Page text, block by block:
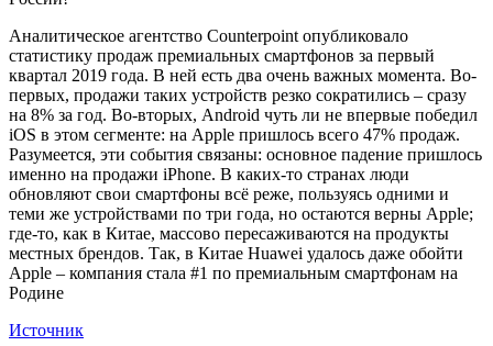
Аналитическое агентство Counterpoint опубликовало
статистику продаж премиальных смартфонов за первый
квартал 2019 года. В ней есть два очень важных момента. Во-
первых, продажи таких устройств резко сократились – сразу
на 8% за год. Во-вторых, Android чуть ли не впервые победил
iOS в этом сегменте: на Apple пришлось всего 47% продаж.
Разумеется, эти события связаны: основное падение пришлось
именно на продажи iPhone. В каких-то странах люди
обновляют свои смартфоны всё реже, пользуясь одними и
теми же устройствами по три года, но остаются верны Apple;
где-то, как в Китае, массово пересаживаются на продукты
местных брендов. Так, в Китае Huawei удалось даже обойти
Apple – компания стала #1 по премиальным смартфонам на
Родине
Источник